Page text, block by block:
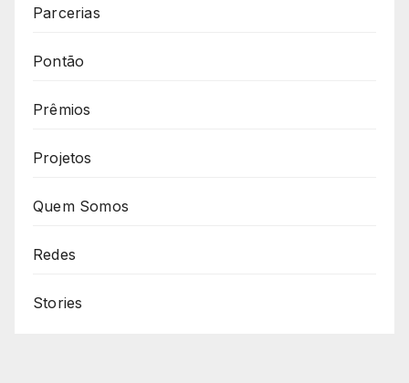
Parcerias
Pontão
Prêmios
Projetos
Quem Somos
Redes
Stories